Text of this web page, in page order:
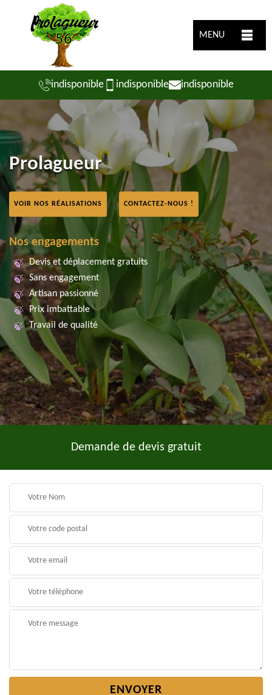
MENU
indisponible indisponible indisponible
Prolagueur
VOIR NOS RÉALISATIONS CONTACTEZ-NOUS !
Nos engagements
Devis et déplacement gratuits
Sans engagement
Artisan passionné
Prix imbattable
Travail de qualité
Demande de devis gratuit